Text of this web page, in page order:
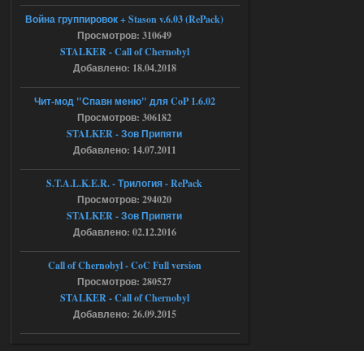
[error]Line : 75
[error]Description :
[CScriptEngine::lua_pcall_failed]: ... -
chernobyl\gamedata\scripts\xr_camper.sc
ript:510: attempt to index local 'manager'
(a nil value)
Вылет после захода в Припять.
05.08.2026
Скованные одной цепью
18:37
r4908778
с избавлением от баласта,
доходяга.
Путь во мгле + GUNSLINGER mod
Stalker-Mods-Clan-su
Доступно только для пользователей
Война группировок + Stason v.6.03 (RePack)
Просмотров: 310649
STALKER - Call of Chernobyl
Добавлено: 18.04.2018
Чит-мод "Спавн меню" для CoP 1.6.02
Просмотров: 306182
STALKER - Зов Припяти
Добавлено: 14.07.2011
S.T.A.L.K.E.R. - Трилогия - RePack
Просмотров: 294020
STALKER - Зов Припяти
Добавлено: 02.12.2016
Call of Chernobyl - CoC Full version
Просмотров: 280527
STALKER - Call of Chernobyl
Добавлено: 26.09.2015